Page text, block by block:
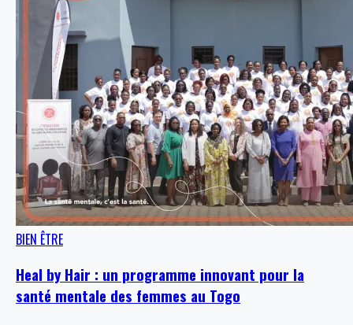
BIEN ÊTRE
Heal by Hair : un programme innovant pour la
santé mentale des femmes au Togo